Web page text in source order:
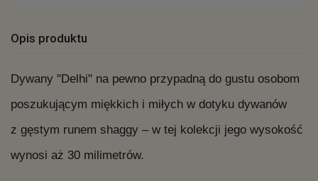
Opis produktu
Dywany "Delhi" na pewno przypadną do gustu osobom
poszukującym miękkich i miłych w dotyku dywanów
z gęstym runem shaggy – w tej kolekcji jego wysokość
wynosi aż 30 milimetrów.